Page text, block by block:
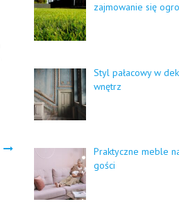
zajmowanie się
Styl pałacowy w
wnętrz
Praktyczne meble
gości